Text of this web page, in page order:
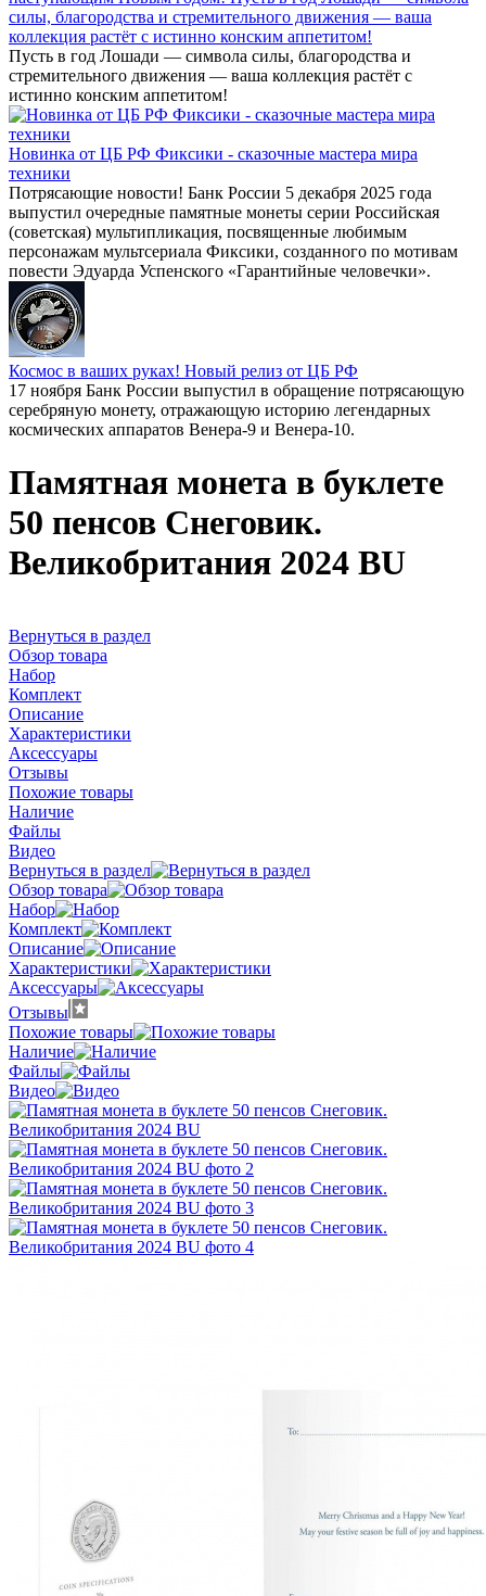
силы, благородства и стремительного движения — ваша
коллекция растёт с истинно конским аппетитом!
Пусть в год Лошади — символа силы, благородства и
стремительного движения — ваша коллекция растёт с
истинно конским аппетитом!
Новинка от ЦБ РФ Фиксики - сказочные мастера мира
техники
Потрясающие новости! Банк России 5 декабря 2025 года
выпустил очередные памятные монеты серии Российская
(советская) мультипликация, посвященные любимым
персонажам мультсериала Фиксики, созданного по мотивам
повести Эдуарда Успенского «Гарантийные человечки».
Космос в ваших руках! Новый релиз от ЦБ РФ
17 ноября Банк России выпустил в обращение потрясающую
серебряную монету, отражающую историю легендарных
космических аппаратов Венера-9 и Венера-10.
Памятная монета в буклете
50 пенсов Снеговик.
Великобритания 2024 BU
Вернуться в раздел
Обзор товара
Набор
Комплект
Описание
Характеристики
Аксессуары
Отзывы
Похожие товары
Наличие
Файлы
Видео
Вернуться в раздел
Обзор товара
Набор
Комплект
Описание
Характеристики
Аксессуары
Отзывы
Похожие товары
Наличие
Файлы
Видео